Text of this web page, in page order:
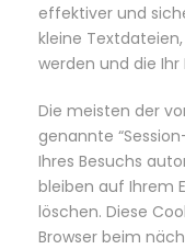
effektiver und
kleine
werden und die Ihr
Die meisten der
genannte
Ihres Besuchs
bleiben auf Ihrem
löschen. Diese
Browser beim